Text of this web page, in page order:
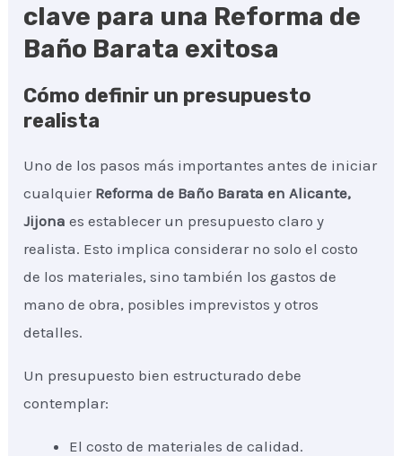
clave para una Reforma de
Baño Barata exitosa
Cómo definir un presupuesto
realista
Uno de los pasos más importantes antes de iniciar
cualquier Reforma de Baño Barata en Alicante,
Jijonaes establecer un presupuesto claro y
realista. Esto implica considerar no solo el costo
de los materiales, sino también los gastos de
mano de obra, posibles imprevistos y otros
detalles.
Un presupuesto bien estructurado debe
contemplar:
El costo de materiales de calidad.